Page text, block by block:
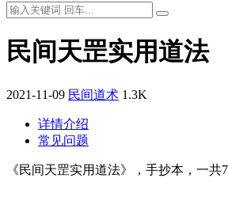
民间天罡实用道法
2021-11-09 民间道术 1.3K
详情介绍
常见问题
《民间天罡实用道法》，手抄本，一共